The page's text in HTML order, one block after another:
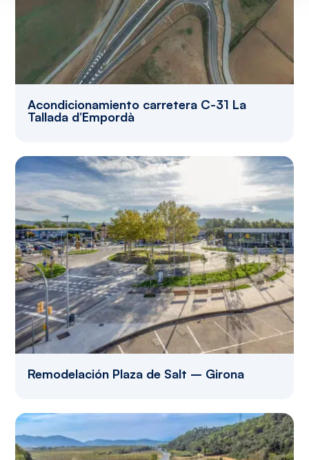
Acondicionamiento carretera C-31 La
Tallada d’Empordà
Remodelación Plaza de Salt – Girona